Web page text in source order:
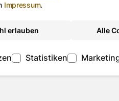
Impressum.
erlauben Alle
Statistiken